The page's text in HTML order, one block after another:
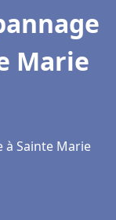
Marie
Sainte Marie